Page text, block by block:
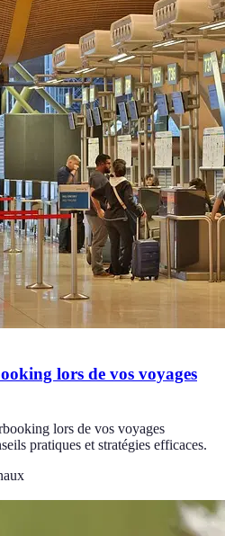
lors de vos voyages
lors de vos voyages
pratiques et stratégies efficaces.